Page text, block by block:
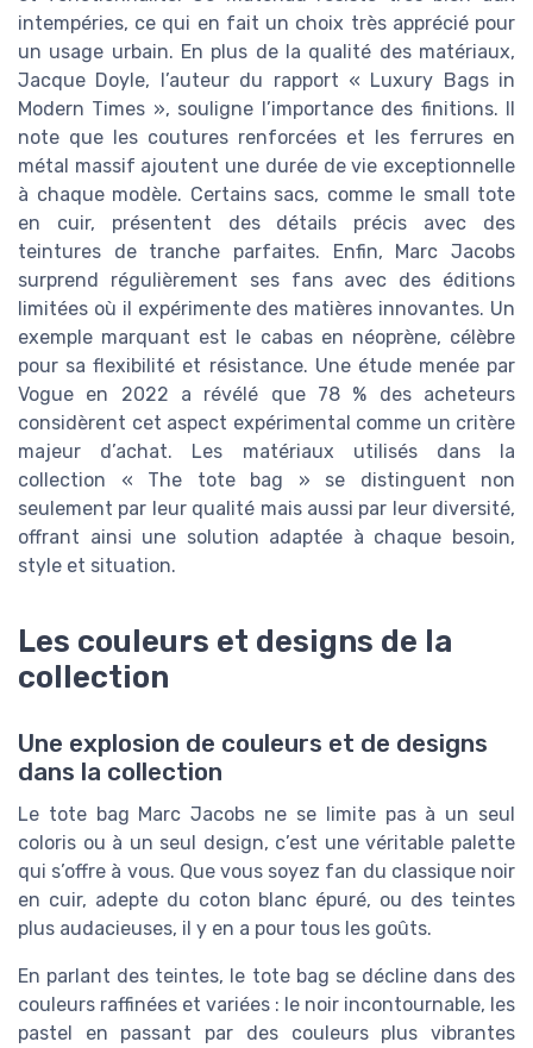
intempéries, ce qui en fait un choix très apprécié pour
un usage urbain. En plus de la qualité des matériaux,
Jacque Doyle, l’auteur du rapport « Luxury Bags in
Modern Times », souligne l’importance des finitions. Il
note que les coutures renforcées et les ferrures en
métal massif ajoutent une durée de vie exceptionnelle
à chaque modèle. Certains sacs, comme le small tote
en cuir, présentent des détails précis avec des
teintures de tranche parfaites. Enfin, Marc Jacobs
surprend régulièrement ses fans avec des éditions
limitées où il expérimente des matières innovantes. Un
exemple marquant est le cabas en néoprène, célèbre
pour sa flexibilité et résistance. Une étude menée par
Vogue en 2022 a révélé que 78 % des acheteurs
considèrent cet aspect expérimental comme un critère
majeur d’achat. Les matériaux utilisés dans la
collection « The tote bag » se distinguent non
seulement par leur qualité mais aussi par leur diversité,
offrant ainsi une solution adaptée à chaque besoin,
style et situation.
Les couleurs et designs de la
collection
Une explosion de couleurs et de designs
dans la collection
Le tote bag Marc Jacobs ne se limite pas à un seul
coloris ou à un seul design, c’est une véritable palette
qui s’offre à vous. Que vous soyez fan du classique noir
en cuir, adepte du coton blanc épuré, ou des teintes
plus audacieuses, il y en a pour tous les goûts.
En parlant des teintes, le tote bag se décline dans des
couleurs raffinées et variées : le noir incontournable, les
pastel en passant par des couleurs plus vibrantes